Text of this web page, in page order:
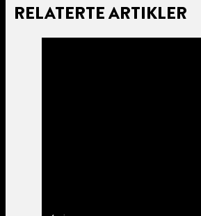
RELATERTE ARTIKLER